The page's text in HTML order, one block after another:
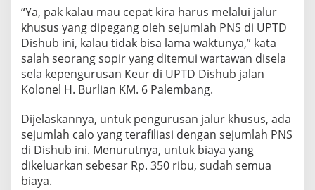
g
D
i
d
g
a
y
a
a
t
“Ya, pak kalau mau cepat kira harus melalui jalur
khusus yang dipegang oleh sejumlah PNS di UPTD
Dishub ini, kalau tidak bisa lama waktunya,” kata
salah seorang sopir yang ditemui wartawan disela
sela kepengurusan Keur di UPTD Dishub jalan
Kolonel H. Burlian KM. 6 Palembang.
Dijelaskannya, untuk pengurusan jalur khusus, ada
sejumlah calo yang terafiliasi dengan sejumlah PNS
di Dishub ini. Menurutnya, untuk biaya yang
dikeluarkan sebesar Rp. 350 ribu, sudah semua
biaya.